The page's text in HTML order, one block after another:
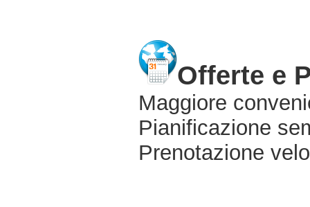
Offerte e
Maggiore
Pianificazione
Prenotazione